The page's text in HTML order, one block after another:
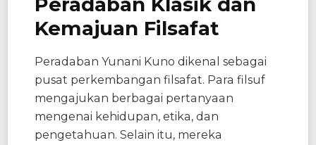
Kemajuan Filsafat
Peradaban Yunani Kuno dikenal sebagai
pusat perkembangan filsafat. Para filsuf
mengajukan berbagai pertanyaan
mengenai kehidupan, etika, dan
pengetahuan. Selain itu, mereka